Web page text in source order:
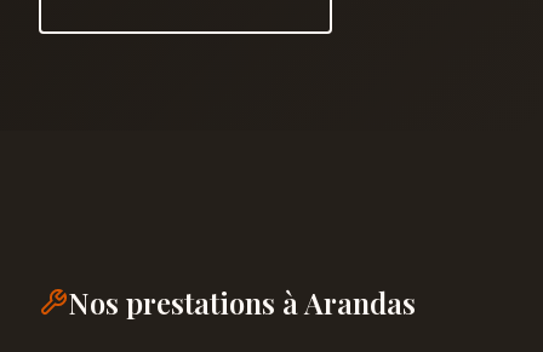
Nos prestations à Arandas